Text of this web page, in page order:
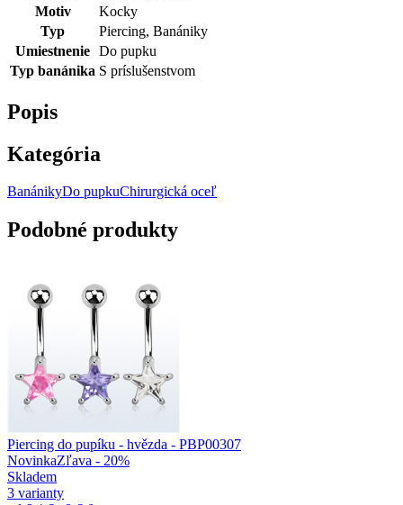
Motiv
Kocky
Typ
Piercing, Banániky
Umiestnenie Do pupku
Typ banánika S príslušenstvom
Popis
Kategória
BanánikyDo pupkuChirurgická oceľ
Podobné produkty
Piercing do pupíku - hvězda - PBP00307
NovinkaZľava - 20%
Skladem
3 varianty